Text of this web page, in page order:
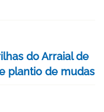
do Arraial de
plantio de mudas